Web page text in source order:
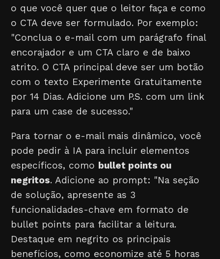
o que você quer que o leitor faça e como
o CTA deve ser formulado. Por exemplo:
"Conclua o e-mail com um parágrafo final
encorajador e um CTA claro e de baixo
atrito. O CTA principal deve ser um botão
com o texto Experimente Gratuitamente
por 14 Dias. Adicione um P.S. com um link
para um case de sucesso."
Para tornar o e-mail mais dinâmico, você
pode pedir à IA para incluir elementos
específicos, como bullet points ou
negritos. Adicione ao prompt: "Na seção
de solução, apresente as 3
funcionalidades-chave em formato de
bullet points para facilitar a leitura.
Destaque em negrito os principais
benefícios, como economize até 5 horas